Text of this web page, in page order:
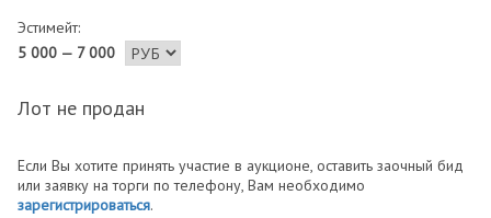
Эстимейт:
5 000 — 7 000
Лот не продан
Если Вы хотите принять участие в аукционе, оставить заочный бид
или заявку на торги по телефону, Вам необходимо
зарегистрироваться.